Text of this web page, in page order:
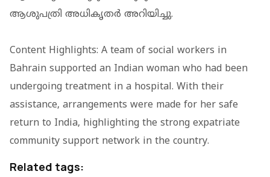
ആശുപത്രി അധികൃതർ അറിയിച്ചു.
Content Highlights: A team of social workers in
Bahrain supported an Indian woman who had been
undergoing treatment in a hospital. With their
assistance, arrangements were made for her safe
return to India, highlighting the strong expatriate
community support network in the country.
Related tags: